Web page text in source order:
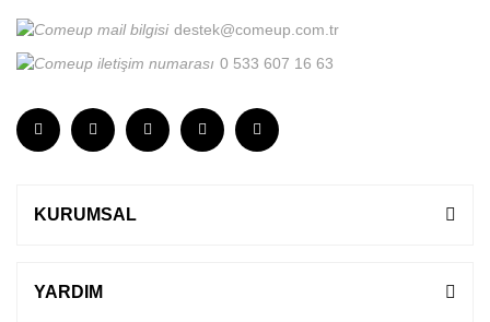
destek@comeup.com.tr
0 533 607 16 63
KURUMSAL
YARDIM